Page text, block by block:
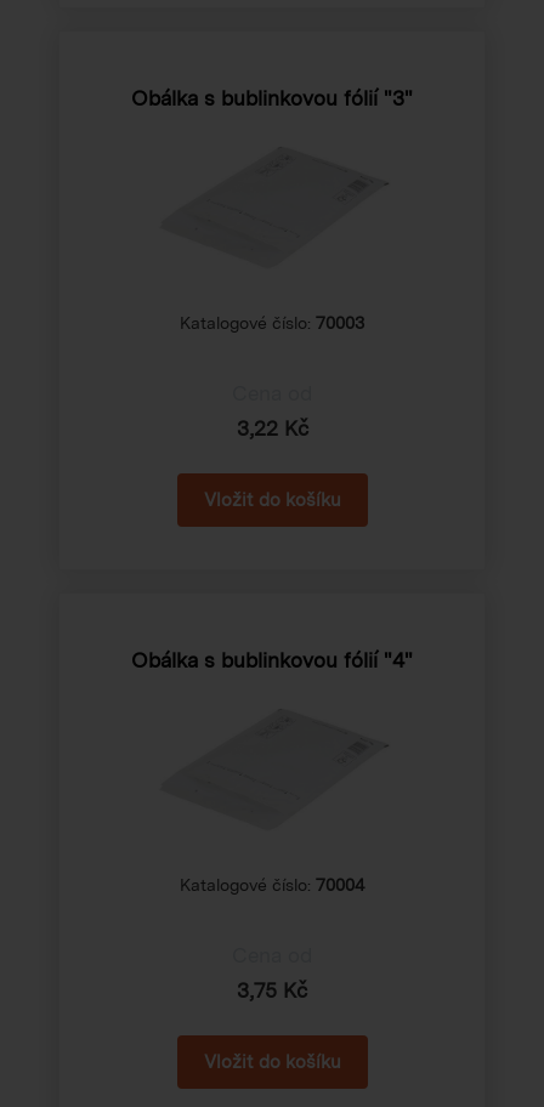
Obálka s bublinkovou fólií "3"
Katalogové číslo: 70003
3,22 Kč
Obálka s bublinkovou fólií "4"
Katalogové číslo: 70004
3,75 Kč